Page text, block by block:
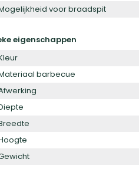
voor braadspit
eigenschappen
barbecue